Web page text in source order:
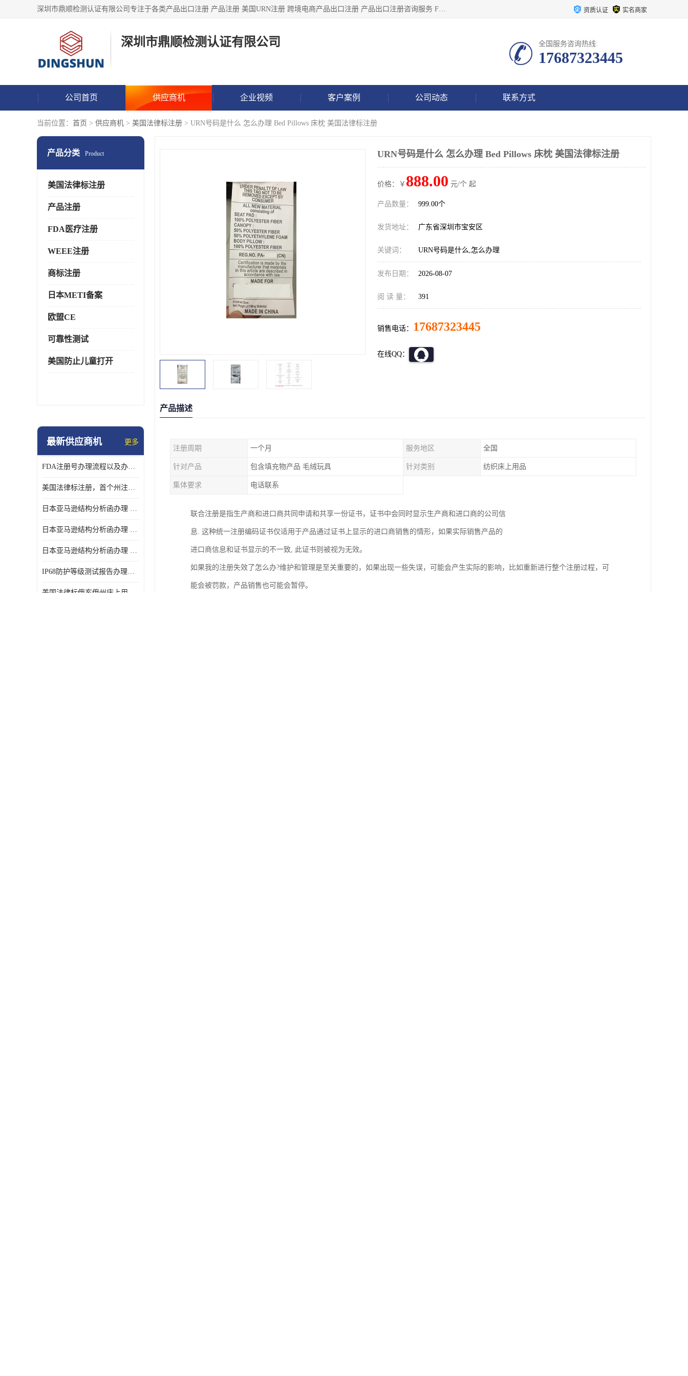
深圳市鼎顺检测认证有限公司专注于各类产品出口注册 产品注册 美国URN注册 跨境电商产品出口注册 产品出口注册咨询服务 FDA食品注册等我们是一家商务服务公司，为客户提供商标注册，本公司实力雄厚，能满足客户多种需求。 资质认证 实名商家
深圳市鼎顺检测认证有限公司 全国服务咨询热线:
17687323445
公司首页 供应商机 企业视频 客户案例 公司动态 联系方式
当前位置： 首页 > 供应商机 > 美国法律标注册 > URN号码是什么 怎么办理 Bed Pillows 床枕 美国法律标注册
产品分类 Product
美国法律标注册
产品注册
FDA医疗注册
WEEE注册
商标注册
日本METI备案
欧盟CE
可靠性测试
美国防止儿童打开
最新供应商机 更多
FDA注册号办理流程以及办理周期是多久
美国法律标注册，首个州注册该如何选择
日本亚马逊结构分析函办理 日本亚马逊 电饭煲
日本亚马逊结构分析函办理 日本亚马逊 热水壶等；
日本亚马逊结构分析函办理 日本亚马逊 果汁搅拌机
IP68防护等级测试报告办理标准要求
URN号码是什么 怎么办理 Bed Pillows 床枕 美国法律标注册
价格：￥ 888.00 元/个 起
产品数量： 999.00个
发货地址： 广东省深圳市宝安区
关键词： URN号码是什么,怎么办理
发布日期： 2026-08-07
阅 读 量： 391
销售电话： 17687323445
在线QQ：
产品描述
注册周期 一个月 服务地区 全国
针对产品 包含填充物产品 毛绒玩具 针对类别 纺织床上用品
集体要求 电话联系
联合注册是指生产商和进口商共同申请和共享一份证书，证书中会同时显示生产商和进口商的公司信
息. 这种统一注册编码证书仅适用于产品通过证书上显示的进口商销售的情形，如果实际销售产品的
进口商信息和证书显示的不一致, 此证书则被视为无效。
如果我的注册失效了怎么办?维护和管理是至关重要的，如果出现一些失误，可能会产生实际的影响，比如重新进行整个注册过程，可
能会被罚款，产品销售也可能会暂停。